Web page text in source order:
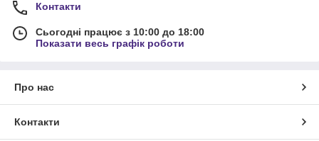
Контакти
Сьогодні працює з 10:00 до 18:00
Показати весь графік роботи
Про нас
Контакти